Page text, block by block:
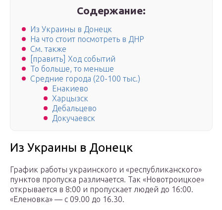
Содержание:
Из Украины в Донецк
На что стоит посмотреть в ДНР
См. также
[править] Ход событий
То больше, то меньше
Средние города (20-100 тыс.)
Енакиево
Харцызск
Дебальцево
Докучаевск
Из Украины в Донецк
График работы украинского и «республиканского»
пунктов пропуска различается. Так «Новотроицкое»
открывается в 8:00 и пропускает людей до 16:00.
«Еленовка» — с 09.00 до 16.30.